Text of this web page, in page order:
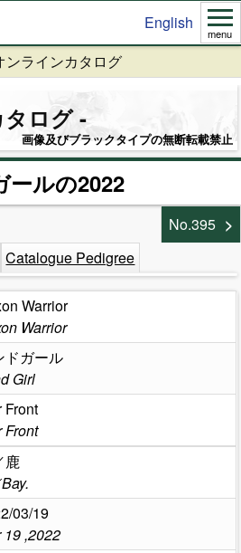
English
menu
ンラインカタログ
ログ
画像及びブラックタイプの無断転載禁止
ールの2022
No.395
Catalogue Pedigree
Warrior
Warrior
ドガール
Girl
Front
Front
鹿
03/19
19 ,2022